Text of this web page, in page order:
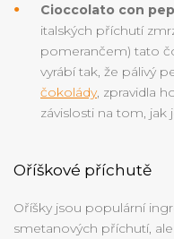
Cioccolato con
italských příchutí
pomerančem) tato
vyrábí tak, že pálivý
čokolády, zpravidla
závislosti na tom, jak
Oříškové příchutě
Oříšky jsou populární
smetanových příchutí,